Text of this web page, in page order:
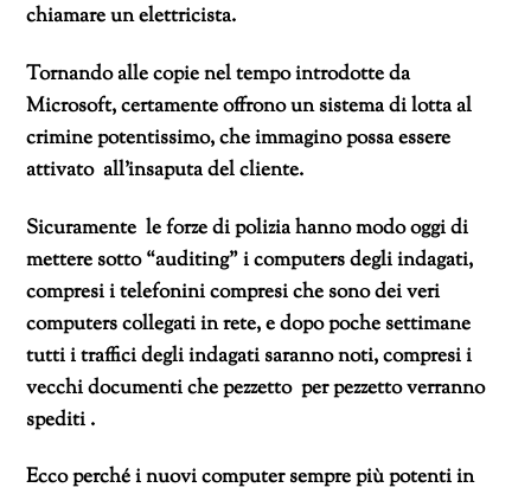
chiamare un elettricista.
Tornando alle copie nel tempo introdotte da
Microsoft, certamente offrono un sistema di lotta al
crimine potentissimo, che immagino possa essere
attivato all’insaputa del cliente.
Sicuramente le forze di polizia hanno modo oggi di
mettere sotto “auditing” i computers degli indagati,
compresi i telefonini compresi che sono dei veri
computers collegati in rete, e dopo poche settimane
tutti i traffici degli indagati saranno noti, compresi i
vecchi documenti che pezzetto per pezzetto verranno
spediti .
Ecco perché i nuovi computer sempre più potenti in